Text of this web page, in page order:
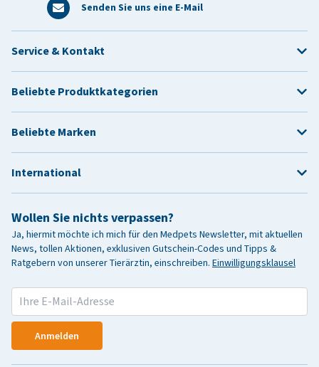
Senden Sie uns eine E-Mail
Wollen Sie nichts verpassen?
Ja, hiermit möchte ich mich für den Medpets Newsletter, mit aktuellen
News, tollen Aktionen, exklusiven Gutschein-Codes und Tipps &
Ratgebern von unserer Tierärztin, einschreiben. Einwilligungsklausel
Anmelden
Service & Kontakt
Beliebte Produktkategorien
Beliebte Marken
International